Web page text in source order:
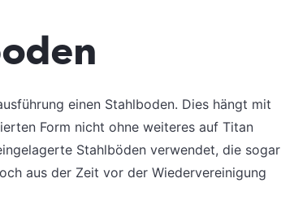
einen Stahlboden. Dies hängt mit
Form nicht ohne weiteres auf Titan
Stahlböden verwendet, die sogar
aus der Zeit vor der Wiedervereinigung